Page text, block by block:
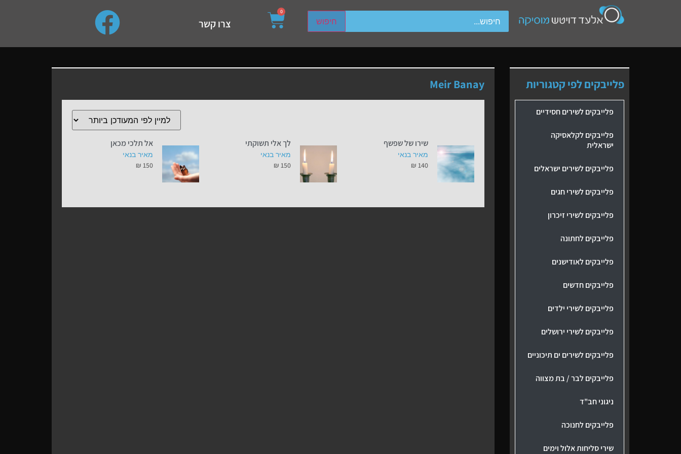
חיפוש
up and down arrows to review and enter to go to the desired page. Touch device users, explore by touch or with swipe gestures.
0
צרו קשר
פלייבקים לפי קטגוריות
פלייבקים לשירים חסידיים
פלייבקים לקלאסיקה
ישראלית
פלייבקים לשירים ישראלים
פלייבקים לשירי חגים
פלייבקים לשירי זיכרון
פלייבקים לחתונה
פלייבקים לאודישנים
פלייבקים חדשים
פלייבקים לשירי ילדים
פלייבקים לשירי ירושלים
פלייבקים לשירים ים תיכוניים
פלייבקים לבר / בת מצווה
ניגוני חב"ד
פלייבקים לחנוכה
שירי סליחות אלול וימים
Meir Banay
שירו של שפשף
מאיר בנאי
₪ 140
לך אלי תשוקתי
מאיר בנאי
₪ 150
אל תלכי מכאן
מאיר בנאי
₪ 150